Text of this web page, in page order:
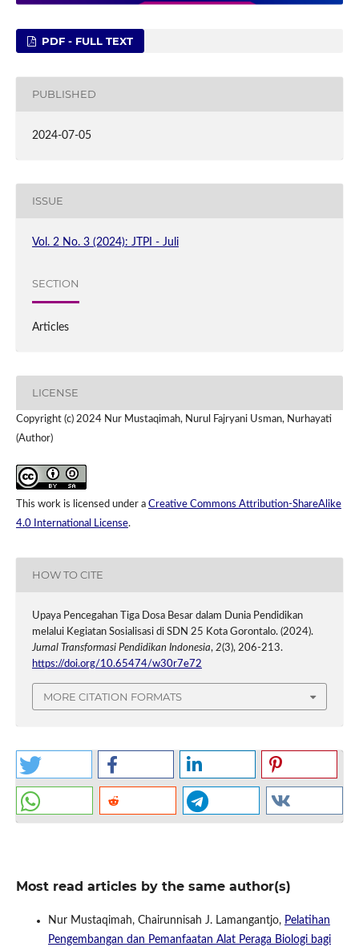
PDF - FULL TEXT
PUBLISHED
2024-07-05
ISSUE
Vol. 2 No. 3 (2024): JTPI - Juli
SECTION
Articles
LICENSE
Copyright (c) 2024 Nur Mustaqimah, Nurul Fajryani Usman, Nurhayati
(Author)
This work is licensed under a Creative Commons Attribution-ShareAlike
4.0 International License.
HOW TO CITE
Upaya Pencegahan Tiga Dosa Besar dalam Dunia Pendidikan
melalui Kegiatan Sosialisasi di SDN 25 Kota Gorontalo. (2024).
Jurnal Transformasi Pendidikan Indonesia, 2(3), 206-213.
https://doi.org/10.65474/w30r7e72
MORE CITATION FORMATS
Most read articles by the same author(s)
Nur Mustaqimah, Chairunnisah J. Lamangantjo, Pelatihan
Pengembangan dan Pemanfaatan Alat Peraga Biologi bagi